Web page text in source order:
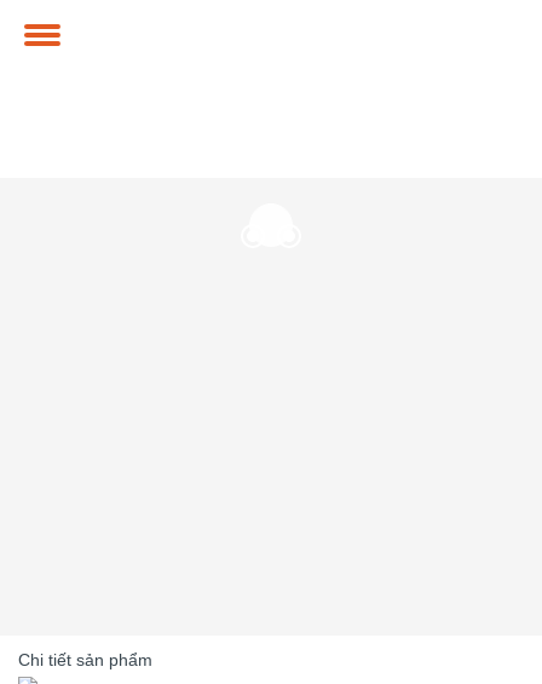
Chi tiết sản phẩm